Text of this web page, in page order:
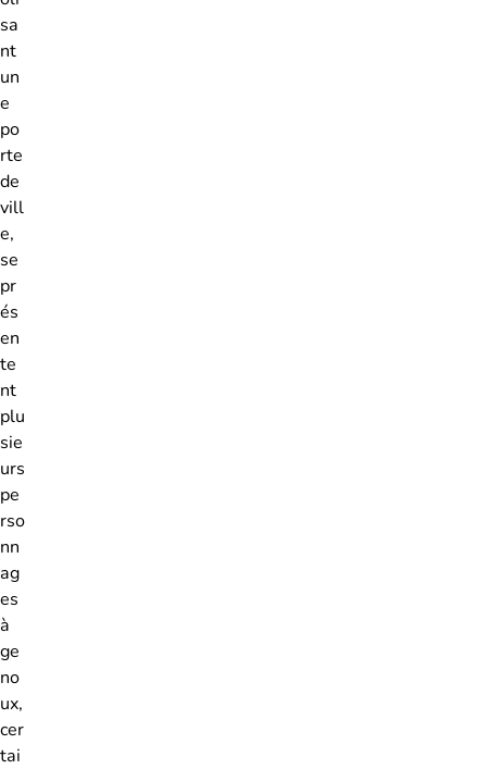
sa
nt
un
e
po
rte
de
vill
e,
se
pr
és
en
te
nt
plu
sie
urs
pe
rso
nn
ag
es
à
ge
no
ux,
cer
tai